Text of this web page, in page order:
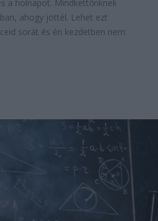
a holnapot. Mindkettőnknek
ahogy jöttél. Lehet ezt
sorát és én kezdetben nem